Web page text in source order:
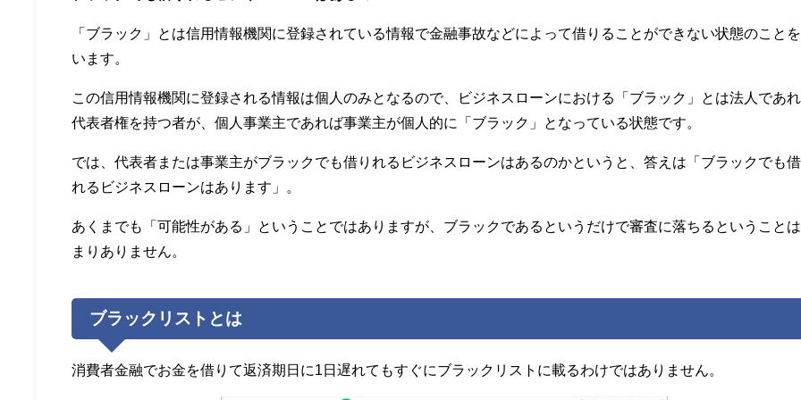
「ブラック」とは信用情報機関に登録されている情報で金融事故などによって借りることができない状態のこと
います。
この信用情報機関に登録される情報は個人のみとなるので、ビジネスローンにおける「ブラック」とは法人であ
代表者権を持つ者が、個人事業主であれば事業主が個人的に「ブラック」となっている状態です。
では、代表者または事業主がブラックでも借りれるビジネスローンはあるのかというと、答えは「ブラックでも
れるビジネスローンはあります」。
あくまでも「可能性がある」ということではありますが、ブラックであるというだけで審査に落ちるということ
まりありません。
ブラックリストとは
消費者金融でお金を借りて返済期日に1日遅れてもすぐにブラックリストに載るわけではありません。